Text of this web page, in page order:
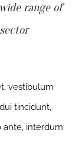
range of
vestibulum
tincidunt,
ante, interdum